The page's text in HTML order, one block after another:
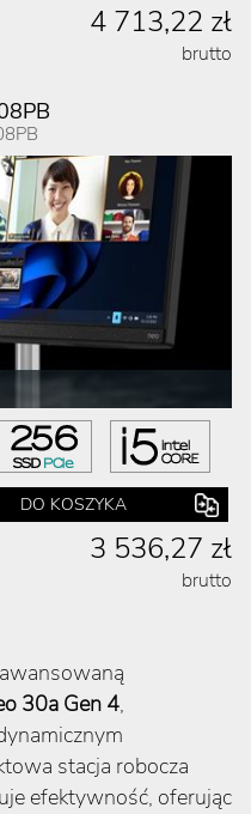
4 713,22 zł
brutto
DO KOSZYKA
3 536,27 zł
brutto
30a Gen 4,
stacja robocza
efektywność, oferując